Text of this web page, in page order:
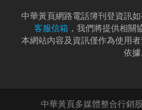
中華黃頁網路電話簿刊登資訊
客服信箱 ，我們將提供相關
本網站內容及資訊僅作為使用
依據
中華黃頁多媒體整合行銷